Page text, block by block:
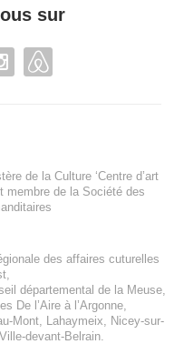
sur
de la Culture ‘Centre d’art
membre de la Société des
des affaires cuturelles
,
départemental de la Meuse,
De l’Aire à l’Argonne,
Mont Lahaymeix
Nicey-sur-
Ville-devant-Belrain.